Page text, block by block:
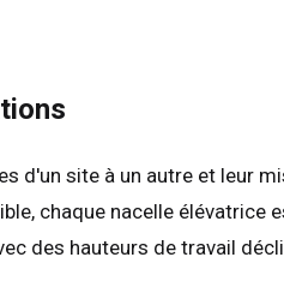
d'un site à un autre et leur
chaque nacelle élévatrice
des hauteurs de travail
Français